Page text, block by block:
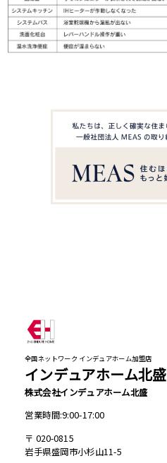
全国ネットワーク インデュアホーム加盟店
インデュアホーム北盛
株式会社インデュアホーム北盛
営業時間:9:00-17:00
020-0815
岩手県盛岡市小杉山11-5